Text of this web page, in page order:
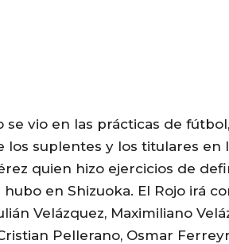
se vio en las prácticas de
los suplentes y los titulares en
quien hizo ejercicios de
hubo en Shizuoka. El Rojo irá
Velázquez, Maximiliano
Pellerano, Osmar